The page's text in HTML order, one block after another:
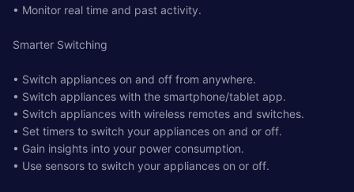
• Monitor real time and past activity.
Smarter Switching
• Switch appliances on and off from anywhere.
• Switch appliances with the smartphone/tablet app.
• Switch appliances with wireless remotes and switches.
• Set timers to switch your appliances on and or off.
• Gain insights into your power consumption.
• Use sensors to switch your appliances on or off.